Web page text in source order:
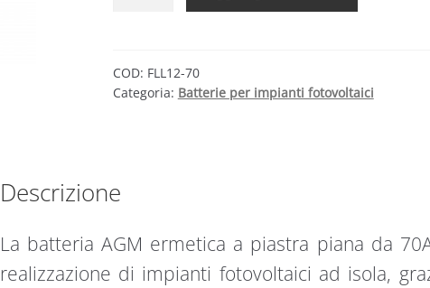
12V
ermetica
1000
cicli
FAAM
quantità
COD: FLL12-70
Categoria: Batterie per impianti fotovoltaici
Descrizione
La batteria AGM ermetica a piastra piana da
realizzazione di impianti fotovoltaici ad isola,